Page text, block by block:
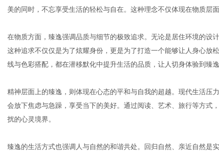
美的同时，不忘享受生活的轻松与自在。这种理念不仅体现在物质层
在物质方面，臻逸强调品质与细节的极致追求。无论是居住环境的设
这种追求不仅仅是为了炫耀身份，更是为了打造一个能够让人身心放
线与色彩搭配，都在潜移默化中提升生活的品质，让人切身体验到臻
精神层面上的臻逸，则体现在心态的平和与自我的超越。现代生活压
会放下焦虑与急躁，享受当下的美好。通过阅读、艺术、旅行等方式
扰的心灵境界。
臻逸的生活方式也强调人与自然的和谐共处。回归自然、亲近自然是